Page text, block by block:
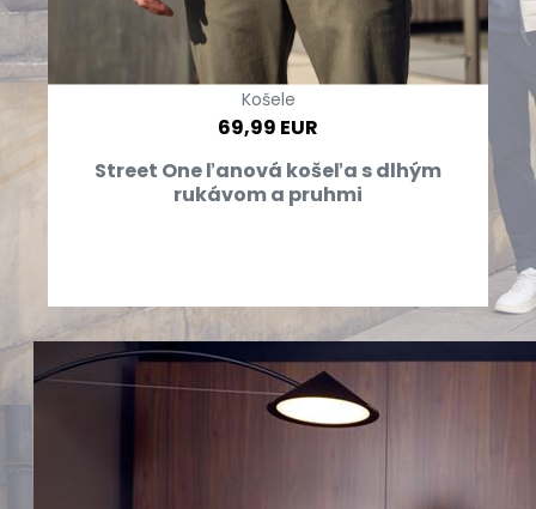
Košele
69,99 EUR
Street One ľanová košeľa s dlhým
rukávom a pruhmi